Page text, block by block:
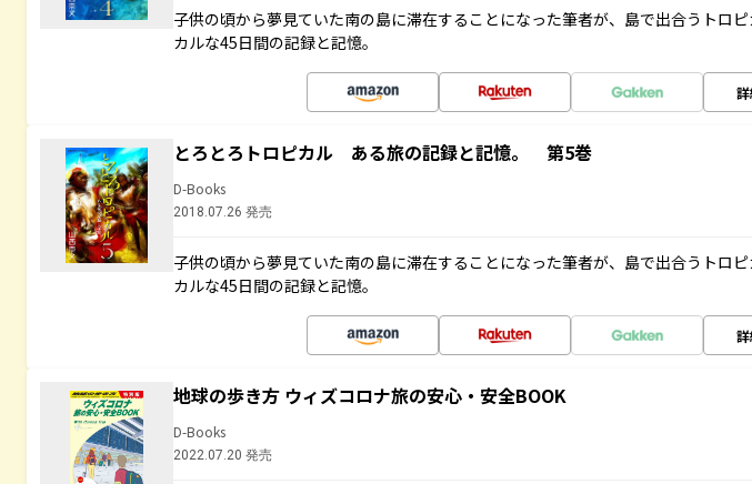
子供の頃から夢見ていた南の島に滞在することになった筆者が、島で出合うトロ
カルな45日間の記録と記憶。
とろとろトロピカル ある旅の記録と記憶。 第5巻
D-Books
2018.07.26 発売
子供の頃から夢見ていた南の島に滞在することになった筆者が、島で出合うトロ
カルな45日間の記録と記憶。
地球の歩き方 ウィズコロナ旅の安心・安全BOOK
D-Books
2022.07.20 発売